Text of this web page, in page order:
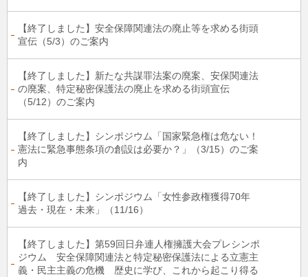
【終了しました】安全保障関連法の廃止等を求める街頭
宣伝（5/3）のご案内
【終了しました】新たな共謀罪法案の廃案、安保関連法
の廃案、特定秘密保護法の廃止を求める街頭宣伝
（5/12）のご案内
【終了しました】シンポジウム「国家緊急権は危ない！
憲法に緊急事態条項の創設は必要か？」（3/15）のご案
内
【終了しました】シンポジウム「女性参政権獲得70年
過去・現在・未来」（11/16）
【終了しました】第59回日弁連人権擁護大会プレシンポ
ジウム 安全保障関連法と特定秘密保護法による立憲主
義・民主主義の危機 歴史に学び、これから起こり得る